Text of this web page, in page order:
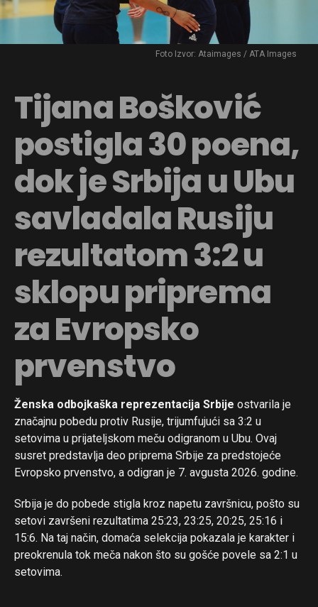
Foto Izvor: Ataimages / ATA Images
Tijana Bošković
postigla 30 poena,
dok je Srbija u Ubu
savladala Rusiju
rezultatom 3:2 u
sklopu priprema
za Evropsko
prvenstvo
Ženska odbojkaška reprezentacija Srbije ostvarila je
značajnu pobedu protiv Rusije, trijumfujući sa 3:2 u
setovima u prijateljskom meču odigranom u Ubu. Ovaj
susret predstavlja deo priprema Srbije za predstojeće
Evropsko prvenstvo, a odigran je 7. avgusta 2026. godine.
Srbija je do pobede stigla kroz napetu završnicu, pošto su
setovi završeni rezultatima 25:23, 23:25, 20:25, 25:16 i
15:6. Na taj način, domaća selekcija pokazala je karakter i
preokrenula tok meča nakon što su gošće povele sa 2:1 u
setovima.